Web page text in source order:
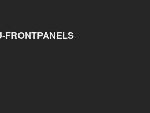
FRONTPANELS